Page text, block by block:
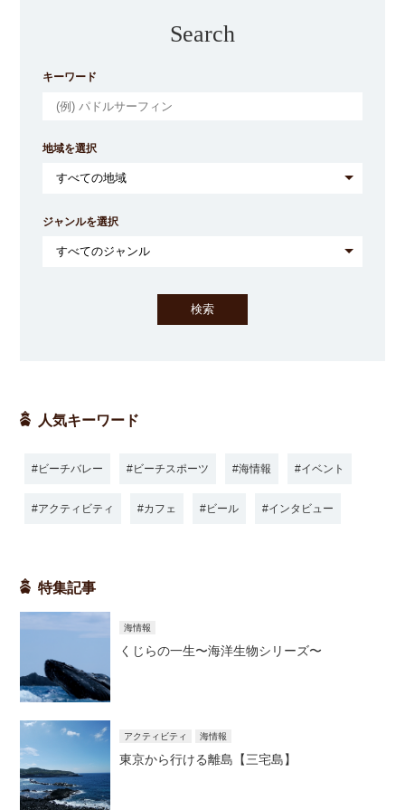
Search
キーワード
地域を選択
ジャンルを選択
人気キーワード
ビーチバレー ビーチスポーツ 海情報 イベント
アクティビティ カフェ ビール インタビュー
特集記事
海情報
くじらの一生〜海洋生物シリーズ〜
アクティビティ 海情報
東京から行ける離島【三宅島】